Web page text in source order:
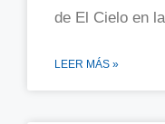
de El Cielo en
LEER MÁS »